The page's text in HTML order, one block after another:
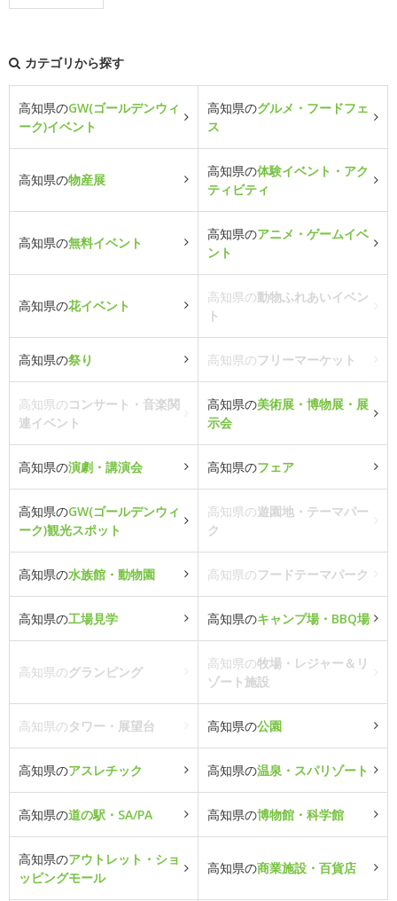
カテゴリから探す
高知県のGW(ゴールデンウィ
ーク)イベント
高知県のグルメ・フードフェ
ス
高知県の物産展
高知県の体験イベント・アク
ティビティ
高知県の無料イベント
高知県のアニメ・ゲームイベ
ント
高知県の花イベント
高知県の動物ふれあいイベン
ト
高知県の祭り 高知県のフリーマーケット
高知県のコンサート・音楽関
連イベント
高知県の美術展・博物展・展
示会
高知県の演劇・講演会 高知県のフェア
高知県のGW(ゴールデンウィ
ーク)観光スポット
高知県の遊園地・テーマパー
ク
高知県の水族館・動物園 高知県のフードテーマパーク
高知県の工場見学 高知県のキャンプ場・BBQ場
高知県のグランピング
高知県の牧場・レジャー＆リ
ゾート施設
高知県のタワー・展望台 高知県の公園
高知県のアスレチック 高知県の温泉・スパリゾート
高知県の道の駅・SA/PA 高知県の博物館・科学館
高知県のアウトレット・ショ
ッピングモール
高知県の商業施設・百貨店